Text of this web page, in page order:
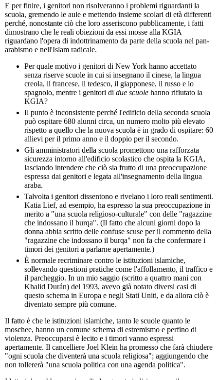
E per finire, i genitori non risolveranno i problemi riguardanti la
scuola, gremendo le aule e mettendo insieme scolari di età differenti
perché, nonostante ciò che loro asseriscono pubblicamente, i fatti
dimostrano che le reali obiezioni da essi mosse alla KGIA
riguardano l'opera di indottrinamento da parte della scuola nel pan-
arabismo e nell'Islam radicale.
Per quale motivo i genitori di New York hanno accettato
senza riserve scuole in cui si insegnano il cinese, la lingua
creola, il francese, il tedesco, il giapponese, il russo e lo
spagnolo, mentre i genitori di due scuole hanno rifiutato la
KGIA?
Il punto è inconsistente perché l'edificio della seconda scuola
può ospitare 680 alunni circa, un numero molto più elevato
rispetto a quello che la nuova scuola è in grado di ospitare: 60
allievi per il primo anno e il doppio per il secondo.
Gli amministratori della scuola promettono una rafforzata
sicurezza intorno all'edificio scolastico che ospita la KGIA,
lasciando intendere che ciò sia frutto di una preoccupazione
espressa dai genitori e legata all'insegnamento della lingua
araba.
Talvolta i genitori dissentono e rivelano i loro reali sentimenti.
Katia Lief, ad esempio, ha espresso la sua preoccupazione in
merito a "una scuola religioso-culturale" con delle "ragazzine
che indossano il burqa". (Il fatto che alcuni giorni dopo la
donna abbia scritto delle confuse scuse per il commento della
"ragazzine che indossano il burqa" non fa che confermare i
timori dei genitori a parlarne apertamente.)
È normale recriminare contro le istituzioni islamiche,
sollevando questioni pratiche come l'affollamento, il traffico e
il parcheggio. In un mio saggio (scritto a quattro mani con
Khalid Durán) del 1993, avevo già notato diversi casi di
questo schema in Europa e negli Stati Uniti, e da allora ciò è
diventato sempre più comune.
Il fatto è che le istituzioni islamiche, tanto le scuole quanto le
moschee, hanno un comune schema di estremismo e perfino di
violenza. Preoccuparsi è lecito e i timori vanno espressi
apertamente. Il cancelliere Joel Klein ha promesso che farà chiudere
"ogni scuola che diventerà una scuola religiosa"; aggiungendo che
non tollererà "una scuola politica con una agenda politica".